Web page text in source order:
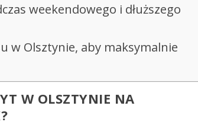
weekendowego i dłuższego
w Olsztynie, aby maksymalnie
W OLSZTYNIE NA